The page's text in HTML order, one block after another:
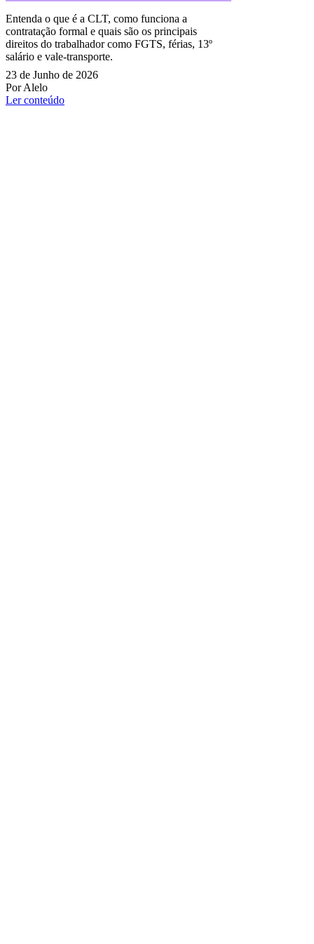
Entenda o que é a CLT, como funciona a
contratação formal e quais são os principais
direitos do trabalhador como FGTS, férias, 13º
salário e vale-transporte.
23 de Junho de 2026
Por Alelo
Ler conteúdo